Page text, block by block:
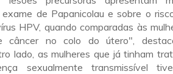
de Papanicolau e sobre o
HPV, quando comparadas às
câncer no colo do útero",
lado, as mulheres que já tinham
sexualmente transmissível